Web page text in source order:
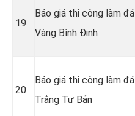
19
Báo giá thi công làm đá
Vàng Bình Định
20
Báo giá thi công làm đá
Trắng Tư Bản